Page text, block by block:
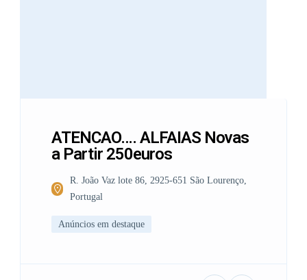
ATENCAO…. ALFAIAS Novas
a Partir 250euros
R. João Vaz lote 86, 2925-651 São Lourenço,
Portugal
Anúncios em destaque